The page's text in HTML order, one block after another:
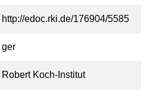
http://edoc.rki.de/176904/5585
ger
Robert Koch-Institut